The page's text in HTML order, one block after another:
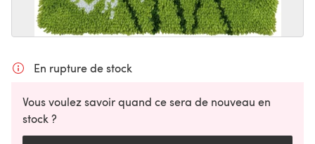
En rupture de stock
Vous voulez savoir quand ce sera de nouveau en
stock ?